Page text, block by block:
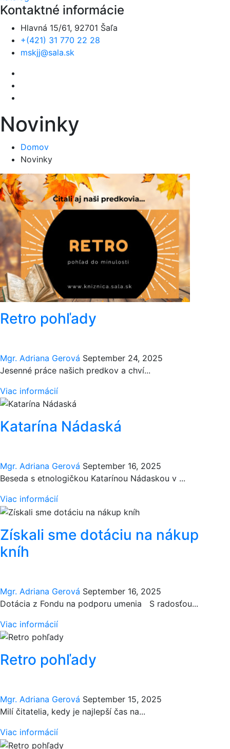
Kontaktné informácie
Hlavná 15/61, 92701 Šaľa
+(421) 31 770 22 28
mskjj@sala.sk
Novinky
Domov
Novinky
Retro pohľady
Mgr. Adriana Gerová September 24, 2025
Jesenné práce našich predkov a chví...
Viac informácií
Katarína Nádaská
Mgr. Adriana Gerová September 16, 2025
Beseda s etnologičkou Katarínou Nádaskou v ...
Viac informácií
Získali sme dotáciu na nákup
kníh
Mgr. Adriana Gerová September 16, 2025
Dotácia z Fondu na podporu umenia S radosťou...
Viac informácií
Retro pohľady
Mgr. Adriana Gerová September 15, 2025
Milí čitatelia, kedy je najlepší čas na...
Viac informácií